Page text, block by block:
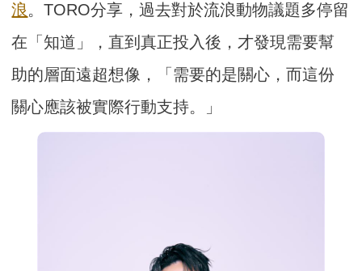
浪。TORO分享，過去對於流浪動物議題多停留
在「知道」，直到真正投入後，才發現需要幫
助的層面遠超想像，「需要的是關心，而這份
關心應該被實際行動支持。」